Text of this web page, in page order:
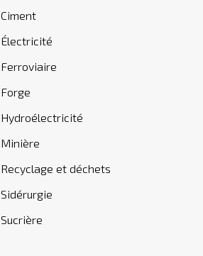
Ciment
Électricité
Ferroviaire
Forge
Hydroélectricité
Minière
Recyclage et déchets
Sidérurgie
Sucrière